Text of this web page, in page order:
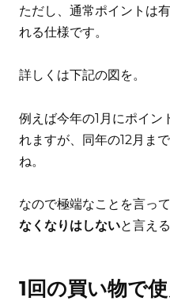
ただし、通常ポイントは
れる仕様です。
詳しくは下記の図を。
例えば今年の1月にポイン
れますが、同年の12月ま
ね。
なので極端なことを言って
なくなりはしないと言え
1回の買い物で